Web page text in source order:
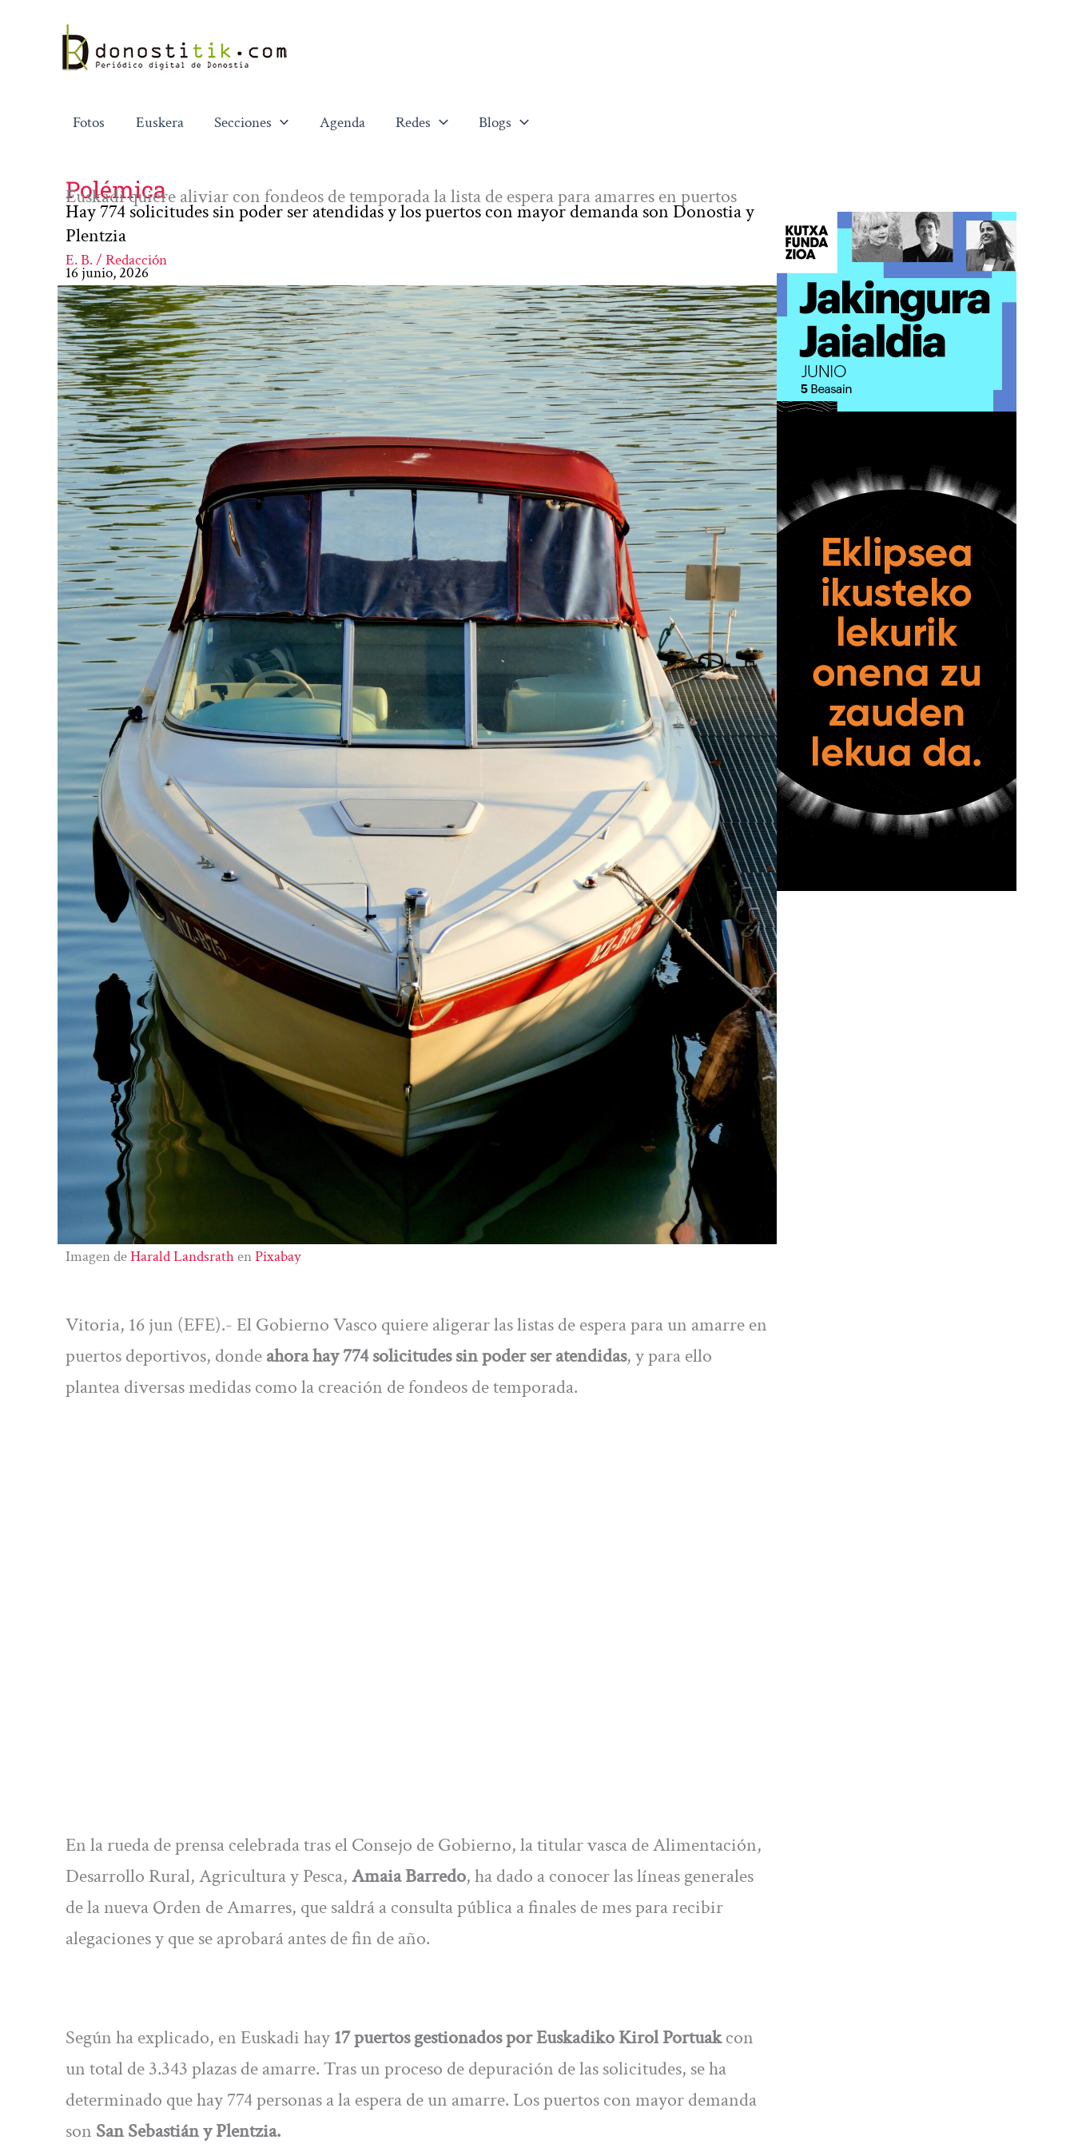
contenido
Fotos Euskera Secciones Agenda Redes Blogs
Polémica
Euskadi quiere aliviar con fondeos de temporada la lista de espera para amarres en puertos
Hay 774 solicitudes sin poder ser atendidas y los puertos con mayor demanda son Donostia y
Plentzia
E. B. / Redacción
16 junio, 2026
Imagen deHarald LandsrathenPixabay
Vitoria, 16 jun (EFE).- El Gobierno Vasco quiere aligerar las listas de espera para un amarre en
puertos deportivos, dondeahora hay 774 solicitudes sin poder ser atendidas, y para ello
plantea diversas medidas como la creación de fondeos de temporada.
En la rueda de prensa celebrada tras el Consejo de Gobierno, la titular vasca de Alimentación,
Desarrollo Rural, Agricultura y Pesca,Amaia Barredo, ha dado a conocer las líneas generales
de la nueva Orden de Amarres, que saldrá a consulta pública a finales de mes para recibir
alegaciones y que se aprobará antes de fin de año.
Según ha explicado, en Euskadi hay17 puertos gestionados por Euskadiko Kirol Portuakcon
un total de 3.343 plazas de amarre. Tras un proceso de depuración de las solicitudes, se ha
determinado que hay 774 personas a la espera de un amarre. Los puertos con mayor demanda
son San Sebastián y Plentzia.